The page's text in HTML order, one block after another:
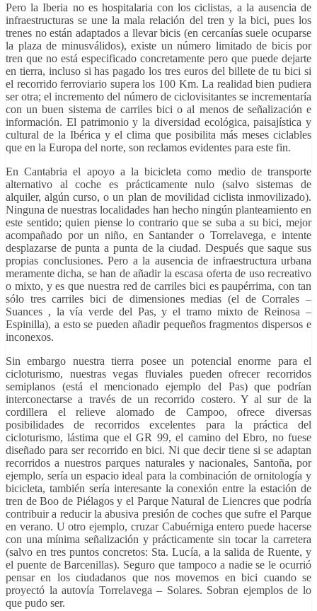
Pero la Iberia no es hospitalaria con los ciclistas, a la ausencia de
infraestructuras se une la mala relación del tren y la bici, pues los
trenes no están adaptados a llevar bicis (en cercanías suele ocuparse
la plaza de minusválidos), existe un número limitado de bicis por
tren que no está especificado concretamente pero que puede dejarte
en tierra, incluso si has pagado los tres euros del billete de tu bici si
el recorrido ferroviario supera los 100 Km. La realidad bien pudiera
ser otra; el incremento del número de ciclovisitantes se incrementaría
con un buen sistema de carriles bici o al menos de señalización e
información. El patrimonio y la diversidad ecológica, paisajística y
cultural de la Ibérica y el clima que posibilita más meses ciclables
que en la Europa del norte, son reclamos evidentes para este fin.
En Cantabria el apoyo a la bicicleta como medio de transporte
alternativo al coche es prácticamente nulo (salvo sistemas de
alquiler, algún curso, o un plan de movilidad ciclista inmovilizado).
Ninguna de nuestras localidades han hecho ningún planteamiento en
este sentido; quien piense lo contrario que se suba a su bici, mejor
acompañado por un niño, en Santander o Torrelavega, e intente
desplazarse de punta a punta de la ciudad. Después que saque sus
propias conclusiones. Pero a la ausencia de infraestructura urbana
meramente dicha, se han de añadir la escasa oferta de uso recreativo
o mixto, y es que nuestra red de carriles bici es paupérrima, con tan
sólo tres carriles bici de dimensiones medias (el de Corrales –
Suances , la vía verde del Pas, y el tramo mixto de Reinosa –
Espinilla), a esto se pueden añadir pequeños fragmentos dispersos e
inconexos.
Sin embargo nuestra tierra posee un potencial enorme para el
cicloturismo, nuestras vegas fluviales pueden ofrecer recorridos
semiplanos (está el mencionado ejemplo del Pas) que podrían
interconectarse a través de un recorrido costero. Y al sur de la
cordillera el relieve alomado de Campoo, ofrece diversas
posibilidades de recorridos excelentes para la práctica del
cicloturismo, lástima que el GR 99, el camino del Ebro, no fuese
diseñado para ser recorrido en bici. Ni que decir tiene si se adaptan
recorridos a nuestros parques naturales y nacionales, Santoña, por
ejemplo, sería un espacio ideal para la combinación de ornitología y
bicicleta, también sería interesante la conexión entre la estación de
tren de Boo de Piélagos y el Parque Natural de Liencres que podría
contribuir a reducir la abusiva presión de coches que sufre el Parque
en verano. U otro ejemplo, cruzar Cabuérniga entero puede hacerse
con una mínima señalización y prácticamente sin tocar la carretera
(salvo en tres puntos concretos: Sta. Lucía, a la salida de Ruente, y
el puente de Barcenillas). Seguro que tampoco a nadie se le ocurrió
pensar en los ciudadanos que nos movemos en bici cuando se
proyectó la autovía Torrelavega – Solares. Sobran ejemplos de lo
que pudo ser.